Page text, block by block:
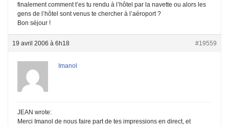
finalement comment t’es tu rendu à l’hôtel par la navette ou alors les
gens de l’hôtel sont venus te chercher à l’aéroport ?
Bon séjour !
19 avril 2006 à 6h18 #19559
Imanol
JEAN wrote:
Merci Imanol de nous faire part de tes impressions en direct, et